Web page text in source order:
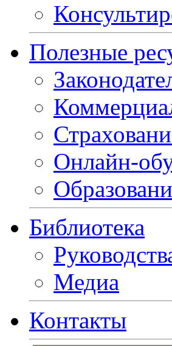
Полезные
Онлайн-
Библиотека
Медиа
Контакты